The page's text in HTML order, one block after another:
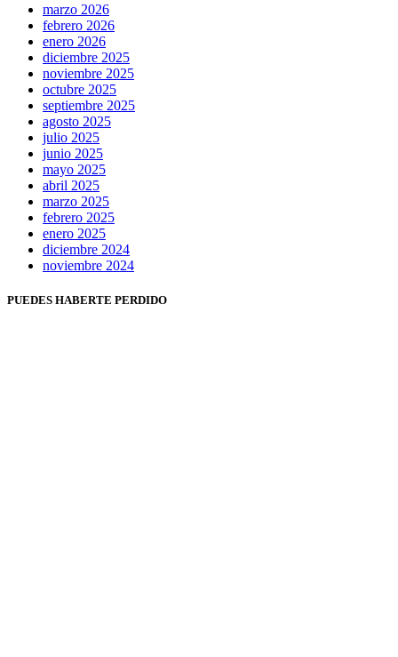
marzo 2026
febrero 2026
enero 2026
diciembre 2025
noviembre 2025
octubre 2025
septiembre 2025
agosto 2025
julio 2025
junio 2025
mayo 2025
abril 2025
marzo 2025
febrero 2025
enero 2025
diciembre 2024
noviembre 2024
PUEDES HABERTE PERDIDO